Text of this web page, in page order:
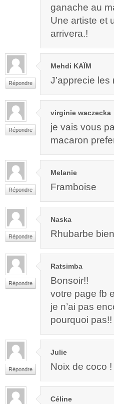
ganache au
Une artiste et
arrivera.!
Répondre
Mehdi KAÏM
J’apprecie
Répondre
virginie waczecka
je vais vous
macaron
Répondre
Melanie
Framboise
Répondre
Naska
Rhubarbe
Répondre
Ratsimba
Bonsoir!!
votre page fb
je n’ai pas
pourquoi pas!!
Répondre
Julie
Noix de coco
Céline